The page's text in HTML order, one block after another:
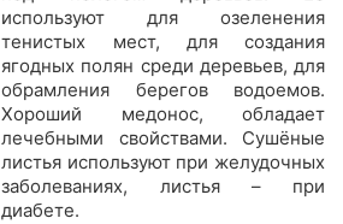
используют для озеленения
тенистых мест, для создания
ягодных полян среди деревьев, для
обрамления берегов водоемов.
Хороший медонос, обладает
лечебными свойствами. Сушёные
листья используют при желудочных
заболеваниях, листья – при
диабете.